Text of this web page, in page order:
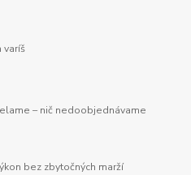
varíš
– nič nedoobjednávame
bez zbytočných marží